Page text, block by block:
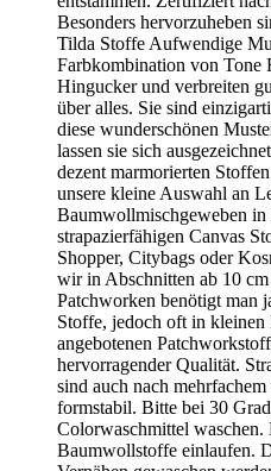
Besonders hervorzuheben
Tilda Stoffe Aufwendige
Farbkombination von Tone
Hingucker und verbreiten
über alles. Sie sind
diese wunderschönen
lassen sie sich
dezent marmorierten
unsere kleine Auswahl an
Baumwollmischgeweben
strapazierfähigen Canvas
Shopper, Citybags oder
wir in Abschnitten ab 10
Patchworken benötigt man
Stoffe, jedoch oft in
angebotenen
hervorragender Qualität.
sind auch nach
formstabil. Bitte bei 30
Colorwaschmittel waschen.
Baumwollstoffe einlaufen.